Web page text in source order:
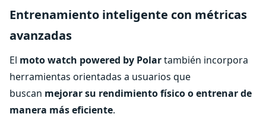
Entrenamiento inteligente con métricas
avanzadas
El moto watch powered by Polartambién incorpora
herramientas orientadas a usuarios que
buscan mejorar su rendimiento físico o entrenar de
manera más eficiente.